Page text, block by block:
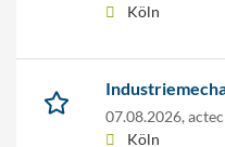
Köln
07.08.2026,
Köln